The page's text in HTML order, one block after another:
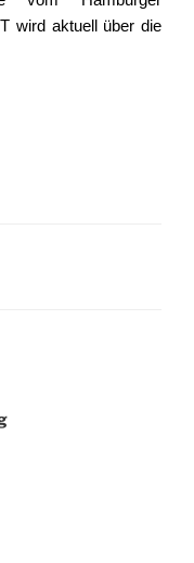
wird aktuell über die